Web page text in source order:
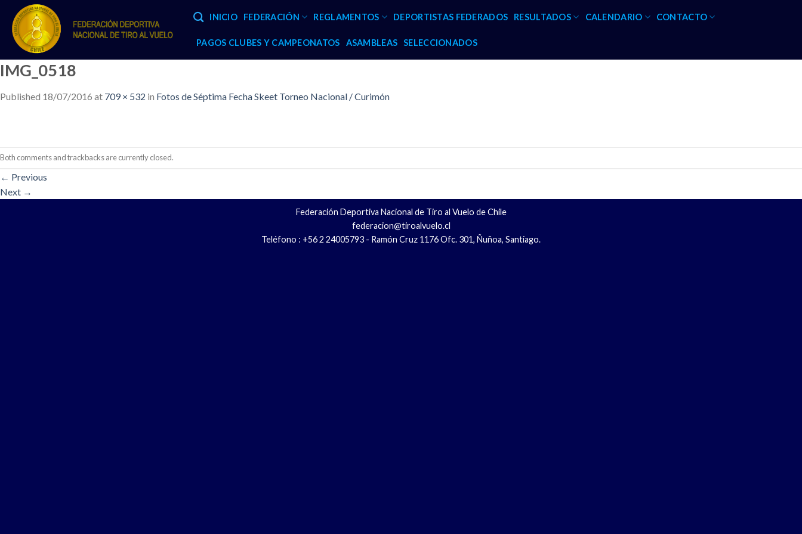
content
INICIO FEDERACIÓN REGLAMENTOS DEPORTISTAS FEDERADOS RESULTADOS CALENDARIO CONTACTO
PAGOS CLUBES Y CAMPEONATOS ASAMBLEAS SELECCIONADOS
IMG_0518
Published 18/07/2016 at 709 × 532 in Fotos de Séptima Fecha Skeet Torneo Nacional / Curimón
Both comments and trackbacks are currently closed.
← Previous
Next →
Federación Deportiva Nacional de Tiro al Vuelo de Chile
federacion@tiroalvuelo.cl
Teléfono : +56 2 24005793 - Ramón Cruz 1176 Ofc. 301, Ñuñoa, Santiago.